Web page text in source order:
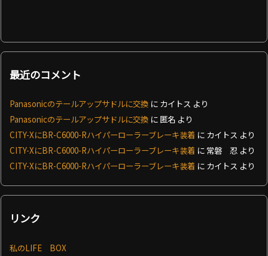
最近のコメント
Panasonicのテールアップサドルに交換 に カイトス より
Panasonicのテールアップサドルに交換 に 匿名 より
CITY-XにBR-C6000-Rハイパーローラーブレーキ装着 に カイトス より
CITY-XにBR-C6000-Rハイパーローラーブレーキ装着 に 常磐 忍 より
CITY-XにBR-C6000-Rハイパーローラーブレーキ装着 に カイトス より
リンク
私のLIFE BOX